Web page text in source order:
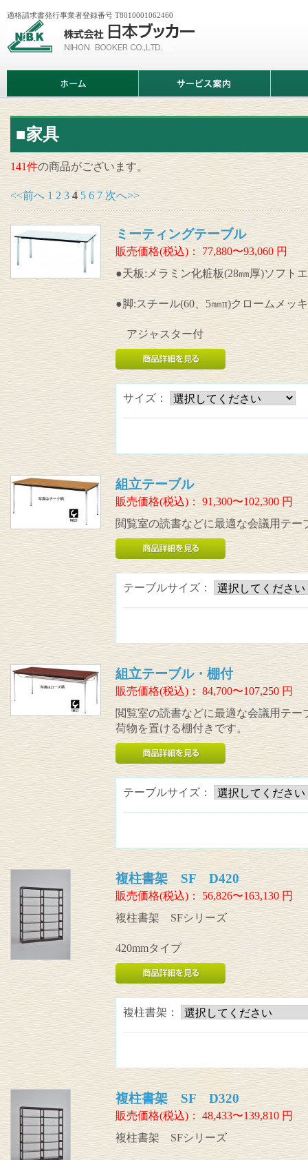
会
日
ッ
カ
適格請求書発行事業者登録番号 T8010001062460
ム
ビ
案
情
■家具
141件の商品がございます。
<<前へ 1 2 3 4 5 6 7 次へ>>
ミーティングテーブル
販売価格(税込)： 77,880〜93,060円
●天板:メラミン化粧板(28㎜厚)ソフト
●脚:スチール(60、5㎜π)クロームメッキ
アジャスター付
サイズ：
組立テーブル
販売価格(税込)： 91,300〜102,300円
閲覧室の読書などに最適な会議用テー
テーブルサイズ：
組立テーブル・棚付
販売価格(税込)： 84,700〜107,250円
閲覧室の読書などに最適な会議用テー
荷物を置ける棚付きです。
テーブルサイズ：
複柱書架 SF D420
販売価格(税込)： 56,826〜163,130円
複柱書架 SFシリーズ
420mmタイプ
複柱書架：
複柱書架 SF D320
販売価格(税込)： 48,433〜139,810円
複柱書架 SFシリーズ